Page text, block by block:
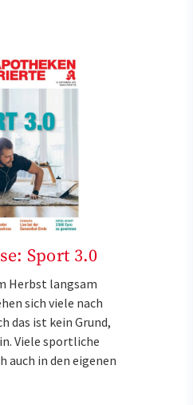
Sport 3.0
Herbst langsam
sich viele nach
das ist kein Grund,
Viele sportliche
auch in den eigenen